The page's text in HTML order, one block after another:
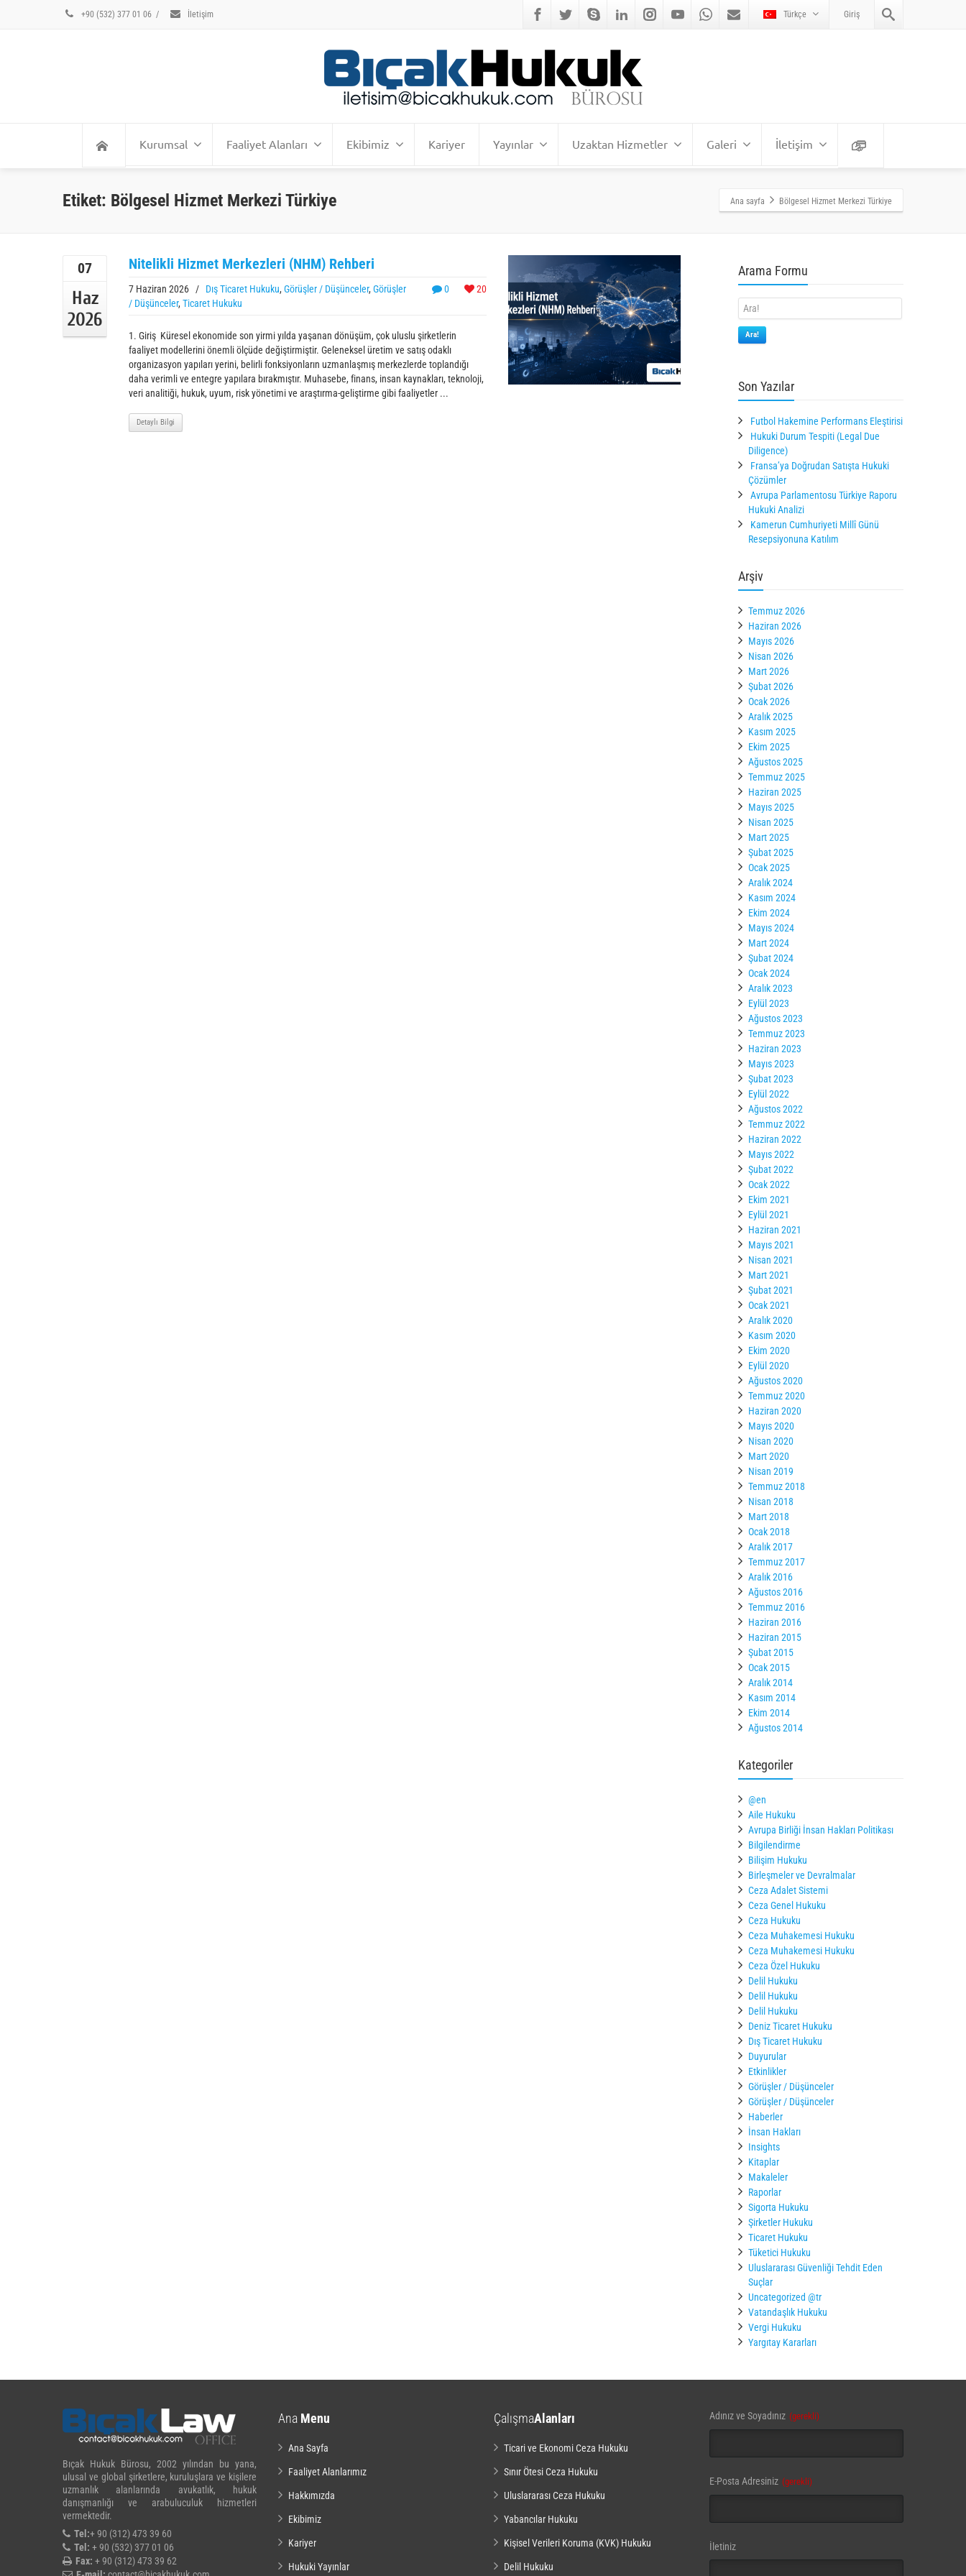
+90 (532) 377 01 06 / İletişim Türkçe Giriş
Kurumsal Faaliyet Alanları Ekibimiz Kariyer Yayınlar Uzaktan Hizmetler Galeri İletişim
Etiket: Bölgesel Hizmet Merkezi Türkiye Ana sayfa Bölgesel Hizmet Merkezi Türkiye
07
Haz
2026
Nitelikli Hizmet Merkezleri (NHM) Rehberi
0 20
7 Haziran 2026 / Dış Ticaret Hukuku, Görüşler / Düşünceler, Görüşler
/ Düşünceler, Ticaret Hukuku
1. Giriş Küresel ekonomide son yirmi yılda yaşanan dönüşüm, çok uluslu şirketlerin
faaliyet modellerini önemli ölçüde değiştirmiştir. Geleneksel üretim ve satış odaklı
organizasyon yapıları yerini, belirli fonksiyonların uzmanlaşmış merkezlerde toplandığı
daha verimli ve entegre yapılara bırakmıştır. Muhasebe, finans, insan kaynakları, teknoloji,
veri analitiği, hukuk, uyum, risk yönetimi ve araştırma-geliştirme gibi faaliyetler ...
Detaylı Bilgi
Arama Formu
Ara!
Son Yazılar
Futbol Hakemine Performans Eleştirisi
Hukuki Durum Tespiti (Legal Due
Diligence)
Fransa’ya Doğrudan Satışta Hukuki
Çözümler
Avrupa Parlamentosu Türkiye Raporu
Hukuki Analizi
Kamerun Cumhuriyeti Millî Günü
Resepsiyonuna Katılım
Arşiv
Temmuz 2026
Haziran 2026
Mayıs 2026
Nisan 2026
Mart 2026
Şubat 2026
Ocak 2026
Aralık 2025
Kasım 2025
Ekim 2025
Ağustos 2025
Temmuz 2025
Haziran 2025
Mayıs 2025
Nisan 2025
Mart 2025
Şubat 2025
Ocak 2025
Aralık 2024
Kasım 2024
Ekim 2024
Mayıs 2024
Mart 2024
Şubat 2024
Ocak 2024
Aralık 2023
Eylül 2023
Ağustos 2023
Temmuz 2023
Haziran 2023
Mayıs 2023
Şubat 2023
Eylül 2022
Ağustos 2022
Temmuz 2022
Haziran 2022
Mayıs 2022
Şubat 2022
Ocak 2022
Ekim 2021
Eylül 2021
Haziran 2021
Mayıs 2021
Nisan 2021
Mart 2021
Şubat 2021
Ocak 2021
Aralık 2020
Kasım 2020
Ekim 2020
Eylül 2020
Ağustos 2020
Temmuz 2020
Haziran 2020
Mayıs 2020
Nisan 2020
Mart 2020
Nisan 2019
Temmuz 2018
Nisan 2018
Mart 2018
Ocak 2018
Aralık 2017
Temmuz 2017
Aralık 2016
Ağustos 2016
Temmuz 2016
Haziran 2016
Haziran 2015
Şubat 2015
Ocak 2015
Aralık 2014
Kasım 2014
Ekim 2014
Ağustos 2014
Kategoriler
@en
Aile Hukuku
Avrupa Birliği İnsan Hakları Politikası
Bilgilendirme
Bilişim Hukuku
Birleşmeler ve Devralmalar
Ceza Adalet Sistemi
Ceza Genel Hukuku
Ceza Hukuku
Ceza Muhakemesi Hukuku
Ceza Muhakemesi Hukuku
Ceza Özel Hukuku
Delil Hukuku
Delil Hukuku
Delil Hukuku
Deniz Ticaret Hukuku
Dış Ticaret Hukuku
Duyurular
Etkinlikler
Görüşler / Düşünceler
Görüşler / Düşünceler
Haberler
İnsan Hakları
Insights
Kitaplar
Makaleler
Raporlar
Sigorta Hukuku
Şirketler Hukuku
Ticaret Hukuku
Tüketici Hukuku
Uluslararası Güvenliği Tehdit Eden
Suçlar
Uncategorized @tr
Vatandaşlık Hukuku
Vergi Hukuku
Yargıtay Kararları
Bıçak Hukuk Bürosu, 2002 yılından bu yana,
ulusal ve global şirketlere, kuruluşlara ve kişilere
uzmanlık alanlarında avukatlık, hukuk
danışmanlığı ve arabuluculuk hizmetleri
vermektedir.
Tel:+ 90 (312) 473 39 60
Tel: + 90 (532) 377 01 06
Fax: + 90 (312) 473 39 62
Ana Menu
Ana Sayfa
Faaliyet Alanlarımız
Hakkımızda
Ekibimiz
Kariyer
Hukuki Yayınlar
ÇalışmaAlanları
Ticari ve Ekonomi Ceza Hukuku
Sınır Ötesi Ceza Hukuku
Uluslararası Ceza Hukuku
Yabancılar Hukuku
Kişisel Verileri Koruma (KVK) Hukuku
Delil Hukuku
Adınız ve Soyadınız (gerekli)
E-Posta Adresiniz (gerekli)
İletiniz